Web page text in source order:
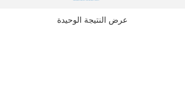
عرض النتيجة الوحيدة